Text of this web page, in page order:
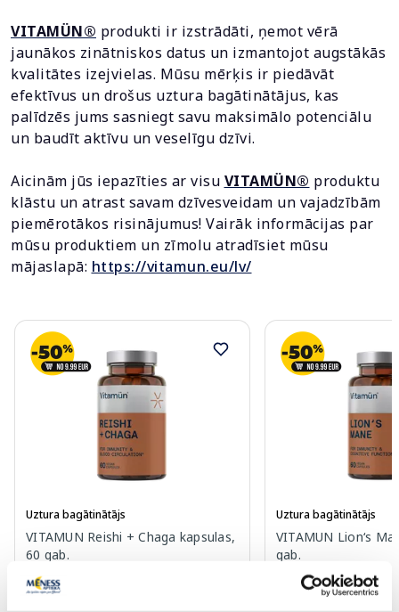
VITAMÜN® produkti ir izstrādāti, ņemot vērā
jaunākos zinātniskos datus un izmantojot augstākās
kvalitātes izejvielas. Mūsu mērķis ir piedāvāt
efektīvus un drošus uztura bagātinātājus, kas
palīdzēs jums sasniegt savu maksimālo potenciālu
un baudīt aktīvu un veselīgu dzīvi.
Aicinām jūs iepazīties ar visu VITAMÜN® produktu
klāstu un atrast savam dzīvesveidam un vajadzībām
piemērotākos risinājumus! Vairāk informācijas par
mūsu produktiem un zīmolu atradīsiet mūsu
mājaslapā: https://vitamun.eu/lv/
Uztura bagātinātājs
VITAMUN Reishi + Chaga kapsulas,
60 gab.
Uztura bagātinātājs
VITAMUN Lion‘s
gab.